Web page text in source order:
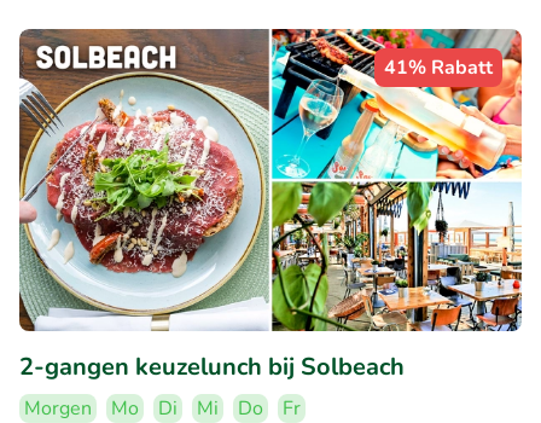
41% Rabatt
2-gangen keuzelunch bij Solbeach
Morgen Mo Di Mi Do
Fr